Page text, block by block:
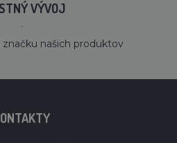
VÝVOJ
´
našich produktov